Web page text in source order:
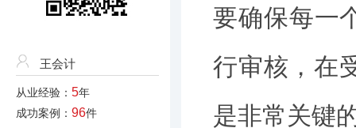
王会计
从业经验： 5年
成功案例： 96件
要确保每一
行审核，在
是非常关键